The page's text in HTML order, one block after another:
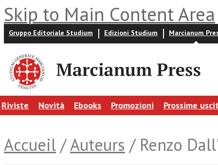
Skip to Main Content Area
Gruppo Editoriale Studium Edizioni Studium Marcianum
Riviste Novità Ebooks Promozioni Prossime
Accueil /Auteurs / Renzo